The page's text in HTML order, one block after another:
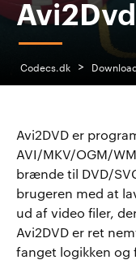
Avi2Dvd
Codecs.dk >
Avi2DVD er
AVI/MKV/OGM/
brænde til DVD/
brugeren med at
ud af video filer,
Avi2DVD er ret
fanget logikken og